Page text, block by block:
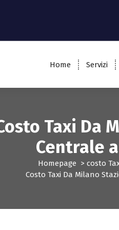
Home Servizi
Taxi Da
Centrale
Homepage > costo
Costo Taxi Da Milano